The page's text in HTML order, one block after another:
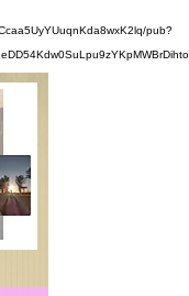
pub?